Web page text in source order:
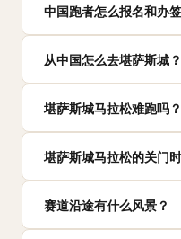
中国跑者怎么报名和办
从中国怎么去堪萨斯城
堪萨斯城马拉松难跑吗
堪萨斯城马拉松的关门
赛道沿途有什么风景？